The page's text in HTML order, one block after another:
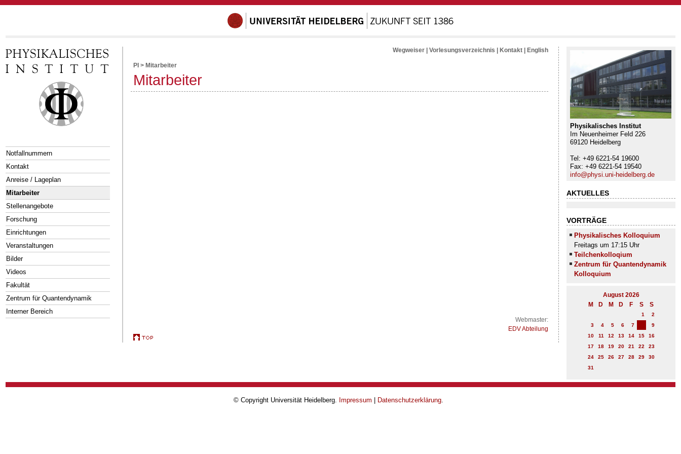
Notfallnummern
Kontakt
Anreise / Lageplan
Mitarbeiter
Stellenangebote
Forschung
Einrichtungen
Veranstaltungen
Bilder
Videos
Fakultät
Zentrum für Quantendynamik
Interner Bereich
Physikalisches Institut
Im Neuenheimer Feld 226
69120 Heidelberg
Tel: +49 6221-54 19600
Fax: +49 6221-54 19540
info@physi.uni-heidelberg.de
AKTUELLES
VORTRÄGE
Physikalisches Kolloquium
Freitags um 17:15 Uhr
Teilchenkolloqium
Zentrum für Quantendynamik
Kolloquium
August 2026
M
D M D F S S
1
2
3
4 5 6 7
9
10
11 12 13 14 15
16
17
18 19 20 21 22
23
24
25 26 27 28 29
30
31
Wegweiser Vorlesungsverzeichnis Kontakt English
PI > Mitarbeiter
Mitarbeiter
Webmaster:
EDV Abteilung
© Copyright Universität Heidelberg. Impressum Datenschutzerklärung.